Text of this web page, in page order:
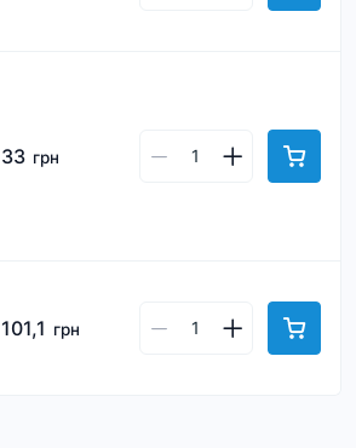
33 грн
101,1 грн